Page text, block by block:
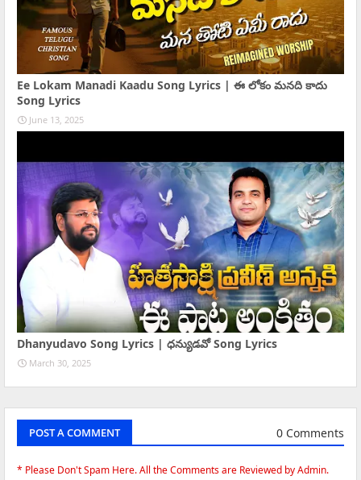
Ee Lokam Manadi Kaadu Song Lyrics | ఈ లోకం మనది కాదు
Song Lyrics
June 13, 2025
Dhanyudavo Song Lyrics | ధన్యుడవో Song Lyrics
March 30, 2025
POST A COMMENT 0 Comments
* Please Don't Spam Here. All the Comments are Reviewed by Admin.